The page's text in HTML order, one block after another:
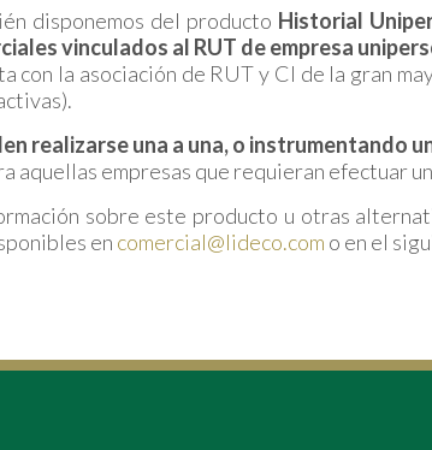
disponemos del producto Historial
vinculados al RUT de empresa
con la asociación de RUT y CI de la gran
realizarse una a una, o instrumentando
aquellas empresas que requieran efectuar
sobre este producto u otras
en comercial@lideco.com o en el